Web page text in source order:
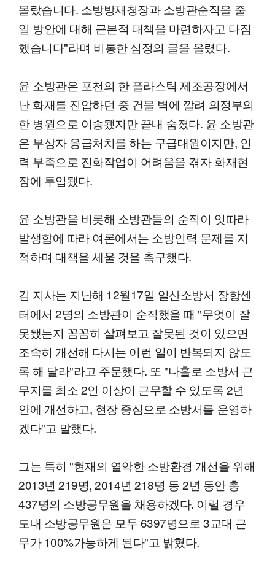
몰랐습니다. 소방방재청장과 소방관순직을 줄
일 방안에 대해 근본적 대책을 마련하자고 다짐
했습니다"라며 비통한 심정의 글을 올렸다.
윤 소방관은 포천의 한 플라스틱 제조공장에서
난 화재를 진압하던 중 건물 벽에 깔려 의정부의
한 병원으로 이송됐지만 끝내 숨졌다. 윤 소방관
은 부상자 응급처치를 하는 구급대원이지만, 인
력 부족으로 진화작업이 어려움을 겪자 화재현
장에 투입됐다.
윤 소방관을 비롯해 소방관들의 순직이 잇따라
발생함에 따라 여론에서는 소방인력 문제를 지
적하며 대책을 세울 것을 촉구했다.
김 지사는 지난해 12월17일 일산소방서 장항센
터에서 2명의 소방관이 순직했을 때 "무엇이 잘
못됐는지 꼼꼼히 살펴보고 잘못된 것이 있으면
조속히 개선해 다시는 이런 일이 반복되지 않도
록 해 달라"라고 주문했다. 또 "나홀로 소방서 근
무지를 최소 2인 이상이 근무할 수 있도록 2년
안에 개선하고, 현장 중심으로 소방서를 운영하
겠다"고 말했다.
그는 특히 "현재의 열악한 소방환경 개선을 위해
2013년 219명, 2014년 218명 등 2년 동안 총
437명의 소방공무원을 채용하겠다. 이럴 경우
도내 소방공무원은 모두 6397명으로 3교대 근
무가 100%가능하게 된다"고 밝혔다.